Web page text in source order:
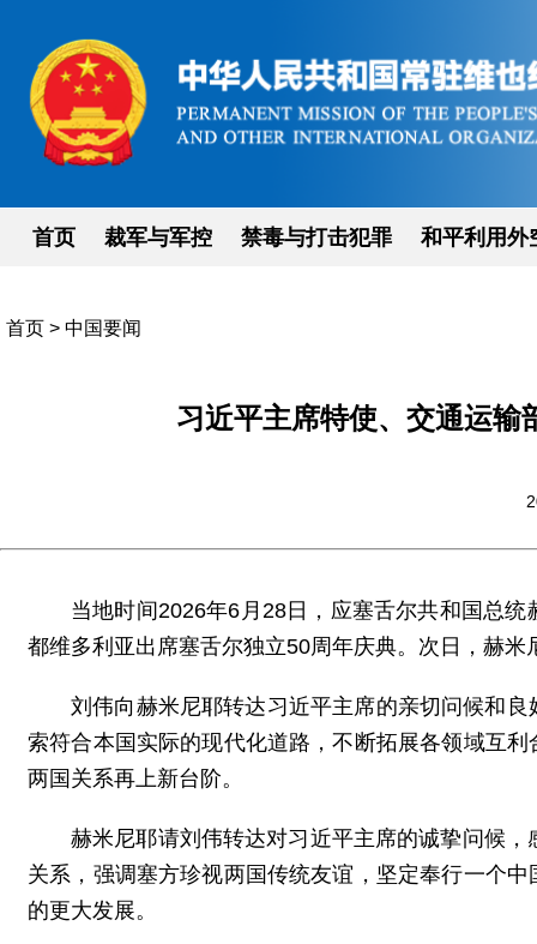
首页 裁军与军控 禁毒与打击犯罪 和平利用外
首页 > 中国要闻
习近平主席特使、交通运输
当地时间2026年6月28日，应塞舌尔共和国总
都维多利亚出席塞舌尔独立50周年庆典。次日，赫
刘伟向赫米尼耶转达习近平主席的亲切问候和
索符合本国实际的现代化道路，不断拓展各领域互
两国关系再上新台阶。
赫米尼耶请刘伟转达对习近平主席的诚挚问候
关系，强调塞方珍视两国传统友谊，坚定奉行一个
的更大发展。